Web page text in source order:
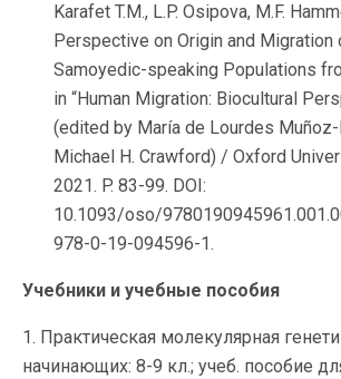
Karafet T.M., L.P. Osipova, M.F.
Perspective on Origin and Migration
Samoyedic-speaking Populations
in “Human Migration: Biocultural
(edited by María de Lourdes
Michael H. Crawford) / Oxford
2021. P. 83-99. DOI:
10.1093/oso/
978-0-19-094596-1.
Учебники и учебные пособия
1. Практическая молекулярная
начинающих: 8-9 кл.; учеб. пособие